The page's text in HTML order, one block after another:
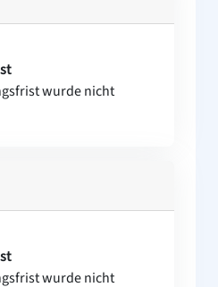
wurde nicht
wurde nicht